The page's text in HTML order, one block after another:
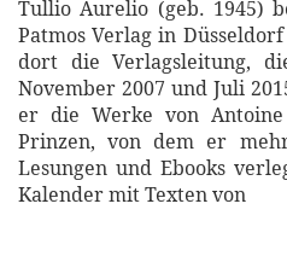
Tullio Aurelio (geb. 1945)
Patmos Verlag in
dort die Verlagsleitung,
November 2007 und Juli
er die Werke von Antoine
Prinzen, von dem er
Lesungen und Ebooks
Kalender mit Texten von